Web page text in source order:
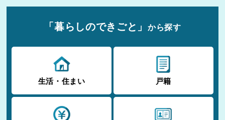
「暮らしのできごと」 から探す
生活・住まい 戸籍